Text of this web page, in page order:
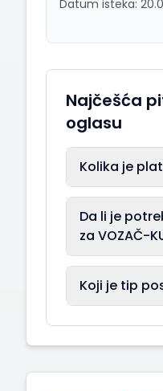
Datum isteka:
Najčešća
oglasu
Kolika je
Da li je
za VOZAČ-
Koji je tip